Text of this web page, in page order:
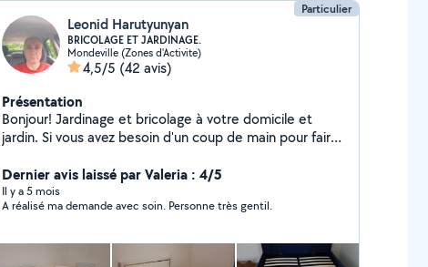
Particulier
Leonid Harutyunyan
BRICOLAGE ET JARDINAGE.
Mondeville (Zones d'Activite)
4,5/5 (42 avis)
Présentation
Bonjour! Jardinage et bricolage à votre domicile et
jardin. Si vous avez besoin d'un coup de main pour faire
d'appartement, pose du vinyle en rouleau au sol,
montage et démontage de meubles,instalation tringles
à rideaux, d'etageres, luminaires. Entretien de jardin,
de pelouse, debroussaillage de jardin N'hésitez pas à
Dernier avis laissé par Valeria : 4/5
Il y a 5 mois
A réalisé ma demande avec soin. Personne très gentil.